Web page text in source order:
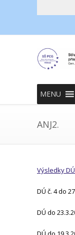
MENU
ANJ2.
Výsledky
DÚ č. 4 do
DÚ do